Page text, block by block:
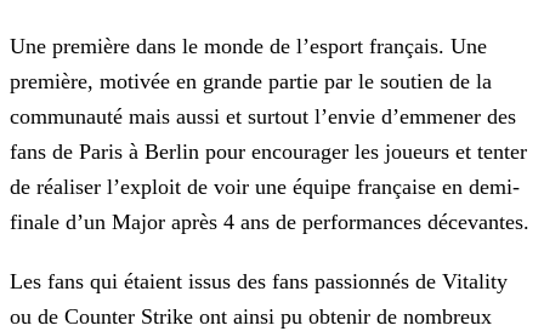
Une première dans le monde de l’esport français. Une
première, motivée en grande partie par le soutien de la
communauté mais aussi et surtout l’envie d’emmener des
fans de Paris à Berlin pour encourager les joueurs et tenter
de réaliser l’exploit de voir une équipe française en demi-
finale d’un Major après 4 ans de performances décevantes.
Les fans qui étaient issus des fans passionnés de Vitality
ou de Counter Strike ont ainsi pu obtenir de nombreux